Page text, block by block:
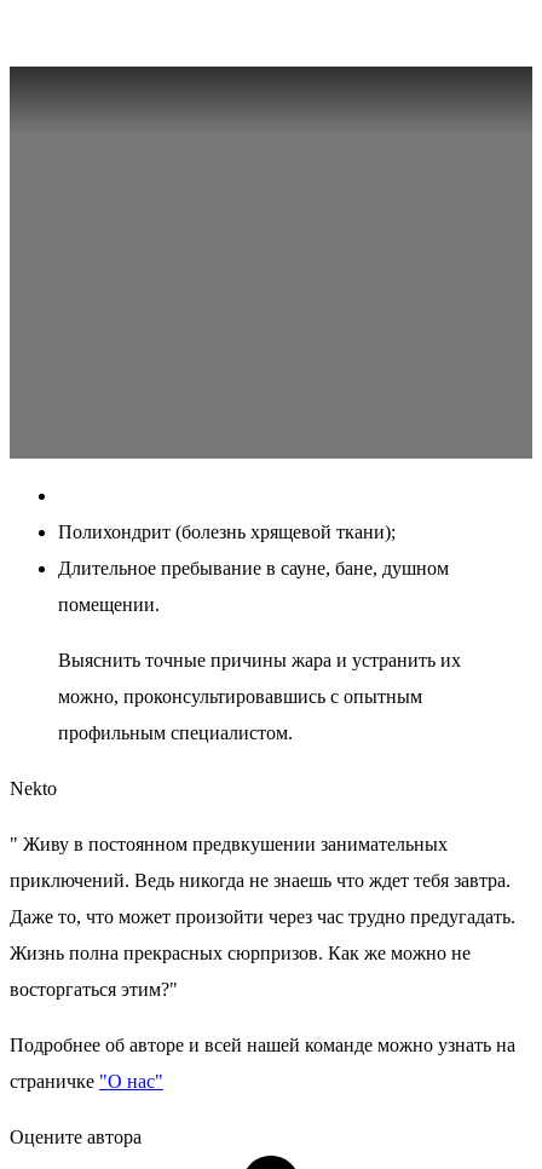
Полихондрит (болезнь хрящевой ткани);
Длительное пребывание в сауне, бане, душном
помещении.
Выяснить точные причины жара и устранить их
можно, проконсультировавшись с опытным
профильным специалистом.
Nekto
" Живу в постоянном предвкушении занимательных
приключений. Ведь никогда не знаешь что ждет тебя завтра.
Даже то, что может произойти через час трудно предугадать.
Жизнь полна прекрасных сюрпризов. Как же можно не
восторгаться этим?"
Подробнее об авторе и всей нашей команде можно узнать на
страничке "О нас"
Оцените автора